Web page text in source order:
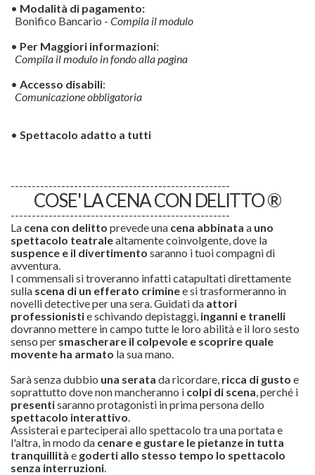
• Modalità di pagamento:
Bonifico Bancario - Compila il modulo
• Per Maggiori informazioni:
Compila il modulo in fondo alla pagina
• Accesso disabili:
Comunicazione obbligatoria
• Spettacolo adatto a tutti
----------------------------------------------------
COSE' LA CENA CON DELITTO ®
----------------------------------------------------
La cena con delitto prevede una cena abbinata a uno
spettacolo teatralealtamente coinvolgente, dove la
suspence e il divertimento saranno i tuoi compagni di
avventura.
I commensali si troveranno infatti catapultati direttamente
sulla scena di un efferato criminee si trasformeranno in
novelli detective per una sera. Guidati da attori
professionistie schivando depistaggi, inganni e tranelli
dovranno mettere in campo tutte le loro abilità e il loro sesto
senso per smascherare il colpevole e scoprire quale
movente ha armato la sua mano.
Sarà senza dubbio una serata da ricordare, ricca di gusto e
soprattutto dove non mancheranno i colpi di scena, perché i
presentisaranno protagonisti in prima persona dello
spettacolo interattivo.
Assisterai e parteciperai allo spettacolo tra una portata e
l'altra, in modo da cenare e gustare le pietanze in tutta
tranquillità e goderti allo stesso tempo lo spettacolo
senza interruzioni.